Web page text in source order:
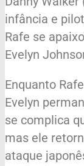
infância e
Rafe se
Evelyn
Enquanto
Evelyn
se complica
mas ele
ataque